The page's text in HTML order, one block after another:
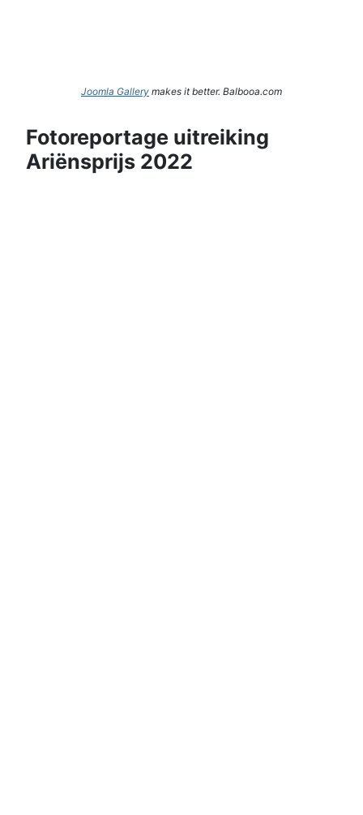
Joomla Gallery makes it better. Balbooa.com
Fotoreportage uitreiking
Ariënsprijs 2022